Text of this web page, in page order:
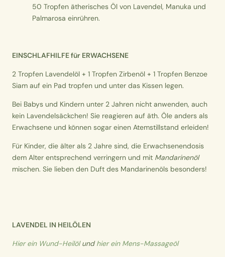
50 Tropfen ätherisches Öl von Lavendel, Manuka und
Palmarosa einrühren.
EINSCHLAFHILFE für ERWACHSENE
2 Tropfen Lavendelöl + 1 Tropfen Zirbenöl + 1 Tropfen Benzoe
Siam auf ein Pad tropfen und unter das Kissen legen.
Bei Babys und Kindern unter 2 Jahren nicht anwenden, auch
kein Lavendelsäckchen! Sie reagieren auf äth. Öle anders als
Erwachsene und können sogar einen Atemstillstand erleiden!
Für Kinder, die älter als 2 Jahre sind, die Erwachsenendosis
dem Alter entsprechend verringern und mit Mandarinenöl
mischen. Sie lieben den Duft des Mandarinenöls besonders!
LAVENDEL IN HEILÖLEN
Hier ein Wund-Heilölundhier ein Mens-Massageöl